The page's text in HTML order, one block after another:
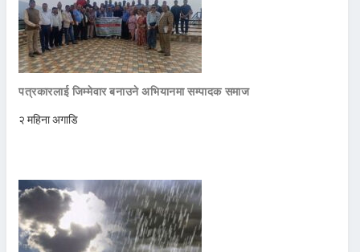
पत्रकारलाई जिम्मेवार बनाउने अभियानमा सम्पादक समाज
२ महिना अगाडि